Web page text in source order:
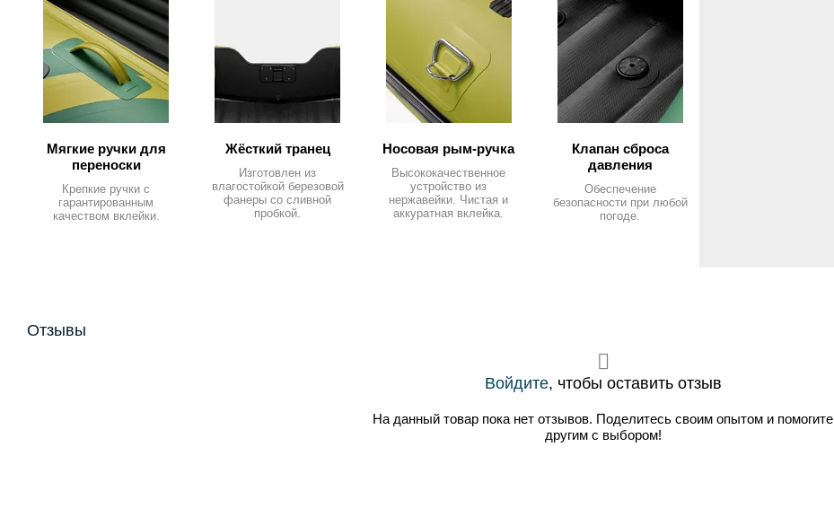
Мягкие ручки для
переноски
Крепкие ручки с
гарантированным
качеством вклейки.
Жёсткий транец
Изготовлен из
влагостойкой березовой
фанеры со сливной
пробкой.
Носовая рым-ручка
Высококачественное
устройство из
нержавейки. Чистая и
аккуратная вклейка.
Клапан сброса
давления
Обеспечение
безопасности при любой
погоде.
Отзывы
Войдите, чтобы оставить отзыв
На данный товар пока нет отзывов. Поделитесь своим опытом и помогите
другим с выбором!